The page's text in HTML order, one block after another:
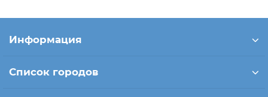
Информация
Список городов